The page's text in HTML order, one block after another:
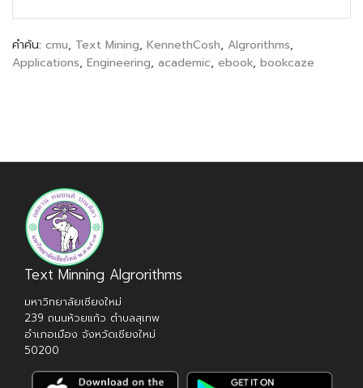
คำค้น: cmu, Text Mining, KennethCosh, Algrorithms,
Applications, Engineering, academic, ebook, bookcaze
Text Minning Algrorithms
มหาวิทยาลัยเชียงใหม่
239 ถนนห้วยแก้ว ตำบลสุเทพ
อำเภอเมือง จังหวัดเชียงใหม่
50200